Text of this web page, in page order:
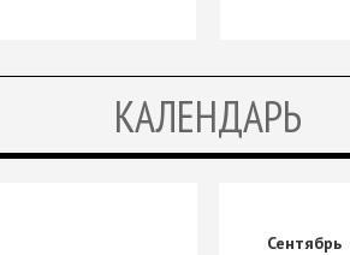
КАЛЕНДАРЬ
Сентябрь